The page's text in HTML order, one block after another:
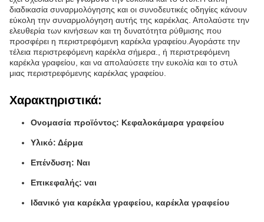
διαδικασία συναρμολόγησης και οι συνοδευτικές οδηγίες κάνουν
εύκολη την συναρμολόγηση αυτής της καρέκλας. Απολαύστε την
ελευθερία των κινήσεων και τη δυνατότητα ρύθμισης που
προσφέρει η περιστρεφόμενη καρέκλα γραφείου.Αγοράστε την
τέλεια περιστρεφόμενη καρέκλα σήμερα., ή περιστρεφόμενη
καρέκλα γραφείου, και να απολαύσετε την ευκολία και το στυλ
μιας περιστρεφόμενης καρέκλας γραφείου.
Χαρακτηριστικά:
Ονομασία προϊόντος: Κεφαλοκάμαρα γραφείου
Υλικό: Δέρμα
Επένδυση: Ναι
Επικεφαλής: ναι
Ιδανικό για καρέκλα γραφείου, καρέκλα γραφείου